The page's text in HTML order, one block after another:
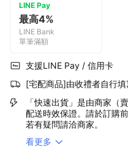
LINE Pay
最高4%
LINE Bank
單筆滿額
支援LINE Pay / 信用卡
[宅配商品]由收禮者自行填
「快速出貨」是由商家（
配送時效保證。請於訂購
若有疑問請洽商家。
看更多